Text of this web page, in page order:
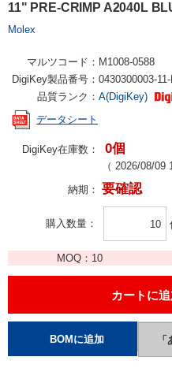
11" PRE-CRIMP A2040L
Molex
マルツコード： M1008-0588
DigiKey製品番号： 0430300003-
品質ランク： A(DigiKey)
データシート
DigiKey在庫数： 0個
（ 2026/08/09
納期： 要確認
購入数量
MOQ： 10